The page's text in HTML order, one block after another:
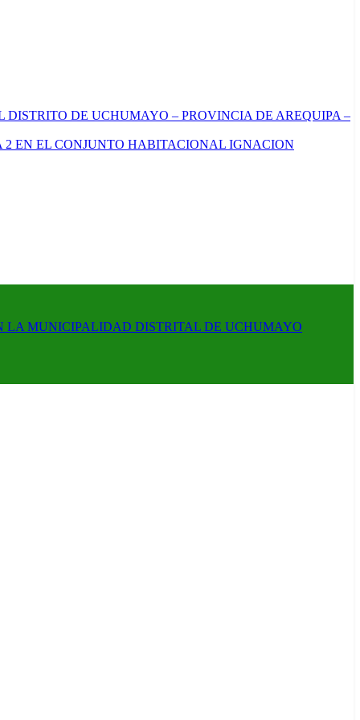
DISTRITO DE UCHUMAYO – PROVINCIA DE AREQUIPA –
EN EL CONJUNTO HABITACIONAL IGNACION
LA MUNICIPALIDAD DISTRITAL DE UCHUMAYO